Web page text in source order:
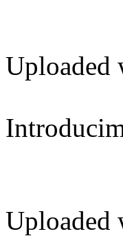
Uploaded
Uploaded